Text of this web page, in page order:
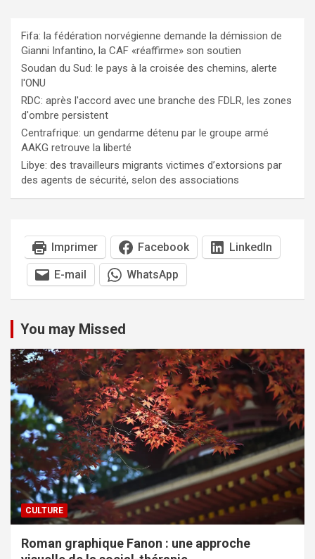
Fifa: la fédération norvégienne demande la démission de
Gianni Infantino, la CAF «réaffirme» son soutien
Soudan du Sud: le pays à la croisée des chemins, alerte
l'ONU
RDC: après l'accord avec une branche des FDLR, les zones
d'ombre persistent
Centrafrique: un gendarme détenu par le groupe armé
AAKG retrouve la liberté
Libye: des travailleurs migrants victimes d’extorsions par
des agents de sécurité, selon des associations
Imprimer Facebook LinkedIn
E-mail WhatsApp
You may Missed
CULTURE
Roman graphique Fanon : une approche